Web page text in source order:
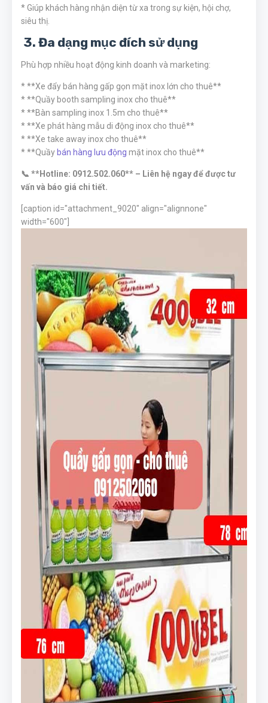
* Giúp khách hàng nhận diện từ xa trong sự kiện, hội chợ,
siêu thị.
3. Đa dạng mục đích sử dụng
Phù hợp nhiều hoạt động kinh doanh và marketing:
* **Xe đẩy bán hàng gấp gọn mặt inox lớn cho thuê**
* **Quầy booth sampling inox cho thuê**
* **Bàn sampling inox 1.5m cho thuê**
* **Xe phát hàng mẫu di động inox cho thuê**
* **Xe take away inox cho thuê**
* **Quầy bán hàng lưu động mặt inox cho thuê**
📞 **Hotline: 0912.502.060** – Liên hệ ngay để được tư
vấn và báo giá chi tiết.
[caption id="attachment_9020" align="alignnone"
width="600"]